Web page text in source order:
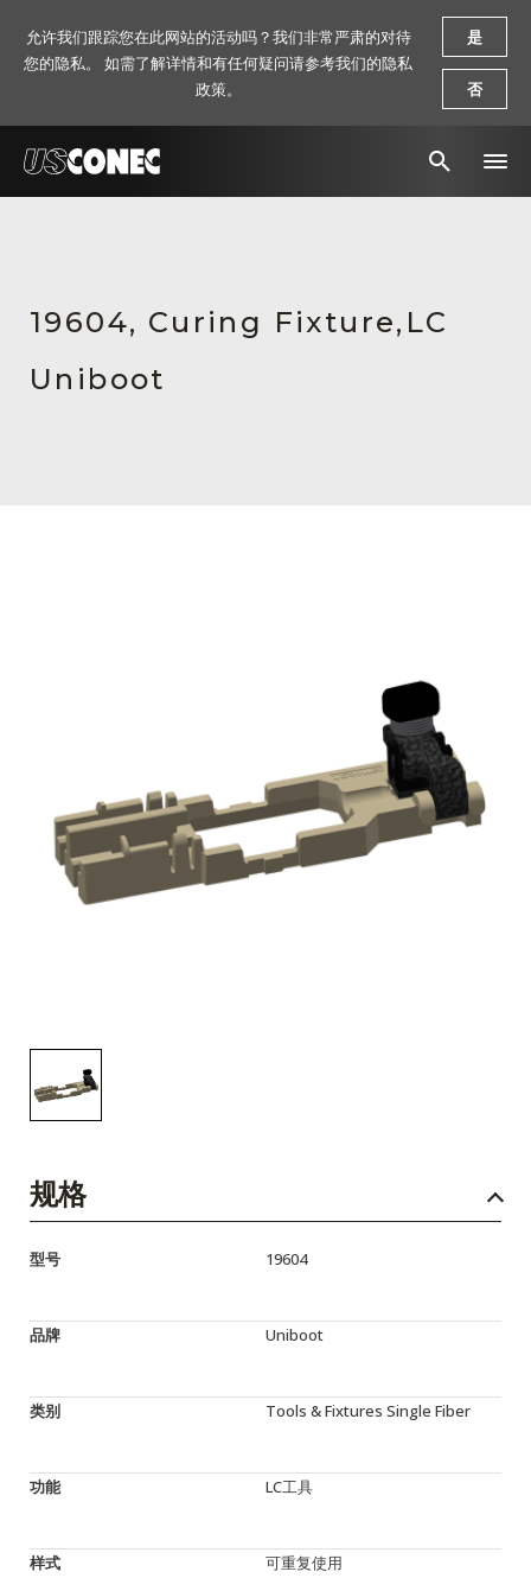
产品
资源
活动信息
订阅
19604, Curing Fixture,LC
Uniboot
规格
型号 19604
品牌 Uniboot
类别 Tools & Fixtures Single Fiber
功能 LC工具
样式 可重复使用
允许我们跟踪您在此网站的活动吗？我们非常严肃的对待
您的隐私。 如需了解详情和有任何疑问请参考我们的隐私
政策。
是
否